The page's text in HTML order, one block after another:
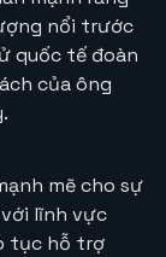
nổi trước
quốc tế đoàn
của ông
mẽ cho sự
lĩnh vực
tục hỗ trợ